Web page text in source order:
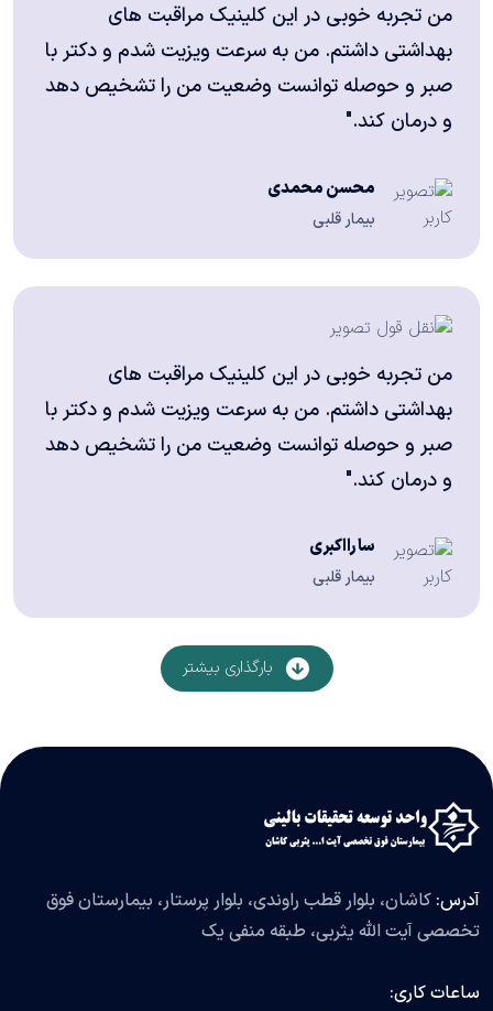
من تجربه خوبی در این کلینیک مراقبت های
بهداشتی داشتم. من به سرعت ویزیت شدم و دکتر با
صبر و حوصله توانست وضعیت من را تشخیص دهد
و درمان کند."
محسن محمدی
بیمار قلبی
من تجربه خوبی در این کلینیک مراقبت های
بهداشتی داشتم. من به سرعت ویزیت شدم و دکتر با
صبر و حوصله توانست وضعیت من را تشخیص دهد
و درمان کند."
سارااکبری
بیمار قلبی
بارگذاری بیشتر
آدرس: کاشان، بلوار قطب راوندی، بلوار پرستار، بیمارستان فوق
تخصصی آیت الله یثربی، طبقه منفی یک
ساعات کاری: